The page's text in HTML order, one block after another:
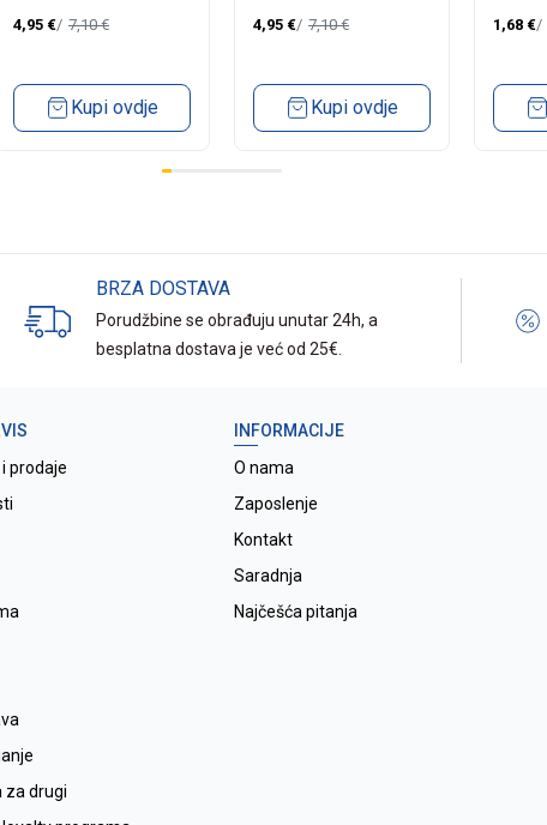
4,95 € 7,10€
Kupi ovdje
4,95 € 7,10€
Kupi ovdje
1,68 €
BRZA DOSTAVA
Porudžbine se obrađuju unutar 24h, a
besplatna dostava je već od 25€.
prodaje
za drugi
INFORMACIJE
O nama
Zaposlenje
Kontakt
Saradnja
Najčešća pitanja